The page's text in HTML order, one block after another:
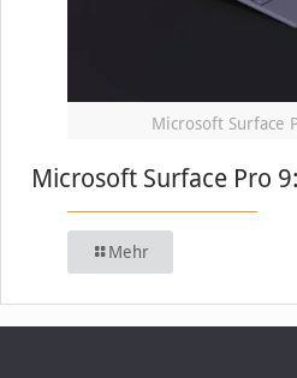
Microsoft Surface
Microsoft Surface Pro
Mehr